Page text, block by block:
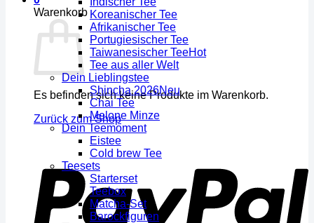
Warenkorb
Es befinden sich keine Produkte im Warenkorb.
Zurück zum Shop
Koreanischer Tee
Afrikanischer Tee
Portugiesischer Tee
Taiwanesischer Tee
Tee aus aller Welt
Dein Lieblingstee
Shincha 2026
Chai Tee
Melone Minze
Dein Teemoment
Eistee
Cold brew Tee
Teesets
Starterset
Teebox
Matcha-Set
Barockfiguren